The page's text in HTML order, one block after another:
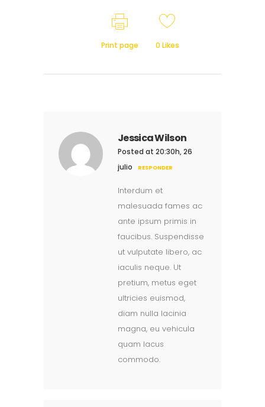
Print page 0 Likes
Jessica Wilson
Posted at 20:30h, 26
julio
RESPONDER
Interdum et
malesuada fames ac
ante ipsum primis in
faucibus. Suspendisse
ut vulputate libero, ac
iaculis neque. Ut
pretium, metus eget
ultricies euismod,
diam nulla lacinia
magna, eu vehicula
quam lacus
commodo.